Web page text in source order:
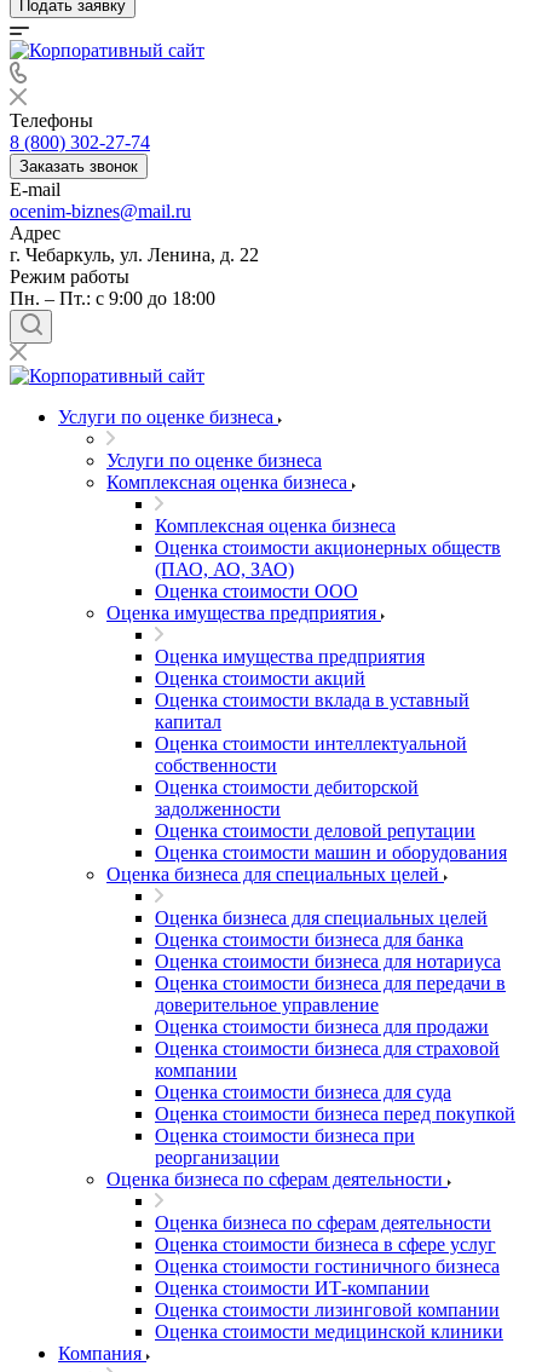
Подать заявку
Телефоны
8 (800) 302-27-74
Заказать звонок
E-mail
ocenim-biznes@mail.ru
Адрес
г. Чебаркуль, ул. Ленина, д. 22
Режим работы
Пн. – Пт.: с 9:00 до 18:00
Услуги по оценке бизнеса
Услуги по оценке бизнеса
Комплексная оценка бизнеса
Комплексная оценка бизнеса
Оценка стоимости акционерных обществ
(ПАО, АО, ЗАО)
Оценка стоимости ООО
Оценка имущества предприятия
Оценка имущества предприятия
Оценка стоимости акций
Оценка стоимости вклада в уставный
капитал
Оценка стоимости интеллектуальной
собственности
Оценка стоимости дебиторской
задолженности
Оценка стоимости деловой репутации
Оценка стоимости машин и оборудования
Оценка бизнеса для специальных целей
Оценка бизнеса для специальных целей
Оценка стоимости бизнеса для банка
Оценка стоимости бизнеса для нотариуса
Оценка стоимости бизнеса для передачи в
доверительное управление
Оценка стоимости бизнеса для продажи
Оценка стоимости бизнеса для страховой
компании
Оценка стоимости бизнеса для суда
Оценка стоимости бизнеса перед покупкой
Оценка стоимости бизнеса при
реорганизации
Оценка бизнеса по сферам деятельности
Оценка бизнеса по сферам деятельности
Оценка стоимости бизнеса в сфере услуг
Оценка стоимости гостиничного бизнеса
Оценка стоимости ИТ-компании
Оценка стоимости лизинговой компании
Оценка стоимости медицинской клиники
Компания